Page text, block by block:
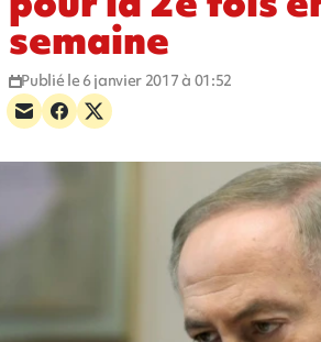
semaine
Publié le 6 janvier 2017 à 01:52